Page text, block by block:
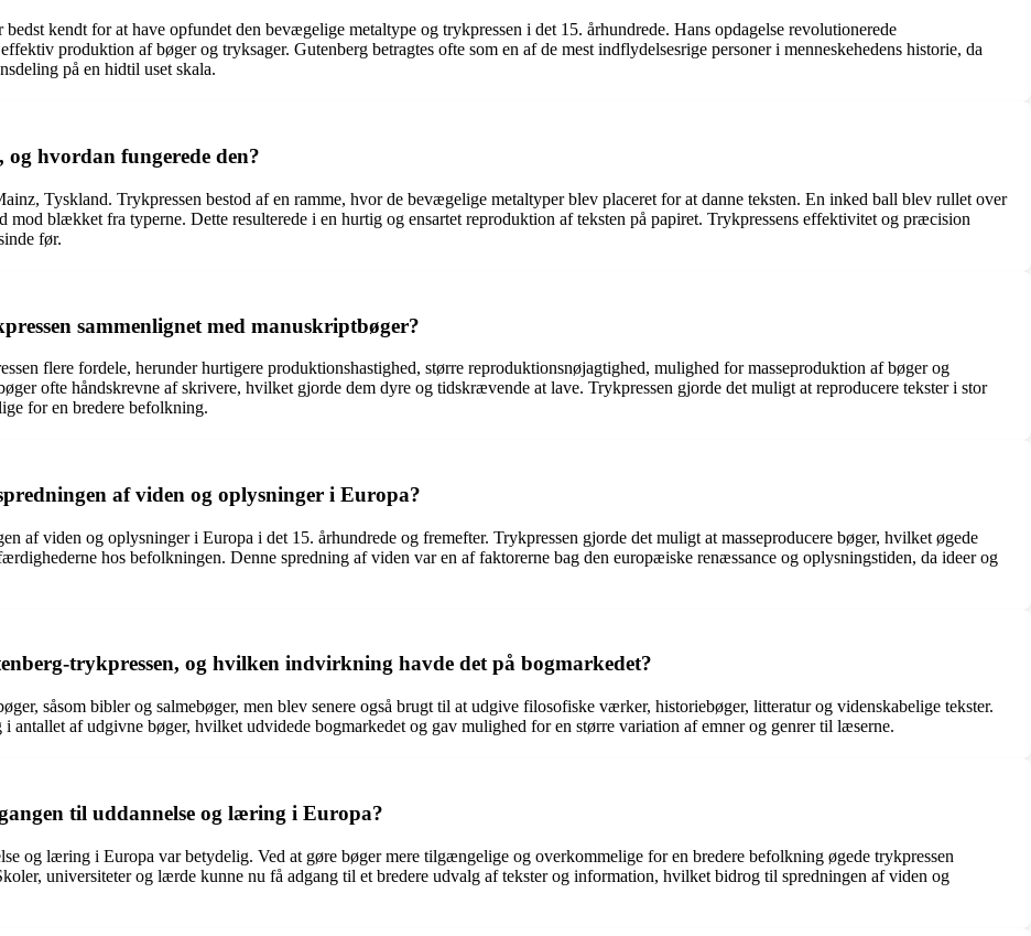
kendt for at have opfundet den bevægelige metaltype og trykpressen i det 15. århundrede. Hans opdagelse revolutionerede
produktion af bøger og tryksager. Gutenberg betragtes ofte som en af de mest indflydelsesrige personer i menneskehedens historie, da
på en hidtil uset skala.
hvordan fungerede den?
Tyskland. Trykpressen bestod af en ramme, hvor de bevægelige metaltyper blev placeret for at danne teksten. En inked ball blev rullet over
mod blækket fra typerne. Dette resulterede i en hurtig og ensartet reproduktion af teksten på papiret. Trykpressens effektivitet og præcision
før.
sammenlignet med manuskriptbøger?
flere fordele, herunder hurtigere produktionshastighed, større reproduktionsnøjagtighed, mulighed for masseproduktion af bøger og
ofte håndskrevne af skrivere, hvilket gjorde dem dyre og tidskrævende at lave. Trykpressen gjorde det muligt at reproducere tekster i stor
for en bredere befolkning.
af viden og oplysninger i Europa?
af viden og oplysninger i Europa i det 15. århundrede og fremefter. Trykpressen gjorde det muligt at masseproducere bøger, hvilket øgede
hos befolkningen. Denne spredning af viden var en af faktorerne bag den europæiske renæssance og oplysningstiden, da ideer og
trykpressen, og hvilken indvirkning havde det på bogmarkedet?
såsom bibler og salmebøger, men blev senere også brugt til at udgive filosofiske værker, historiebøger, litteratur og videnskabelige tekster.
af udgivne bøger, hvilket udvidede bogmarkedet og gav mulighed for en større variation af emner og genrer til læserne.
til uddannelse og læring i Europa?
og læring i Europa var betydelig. Ved at gøre bøger mere tilgængelige og overkommelige for en bredere befolkning øgede trykpressen
universiteter og lærde kunne nu få adgang til et bredere udvalg af tekster og information, hvilket bidrog til spredningen af viden og